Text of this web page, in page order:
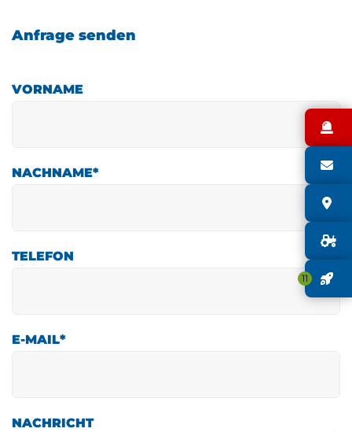
11
Anfrage senden
VORNAME
NACHNAME*
TELEFON
E-MAIL*
NACHRICHT